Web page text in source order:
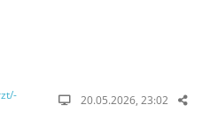
20.05.2026, 23:02